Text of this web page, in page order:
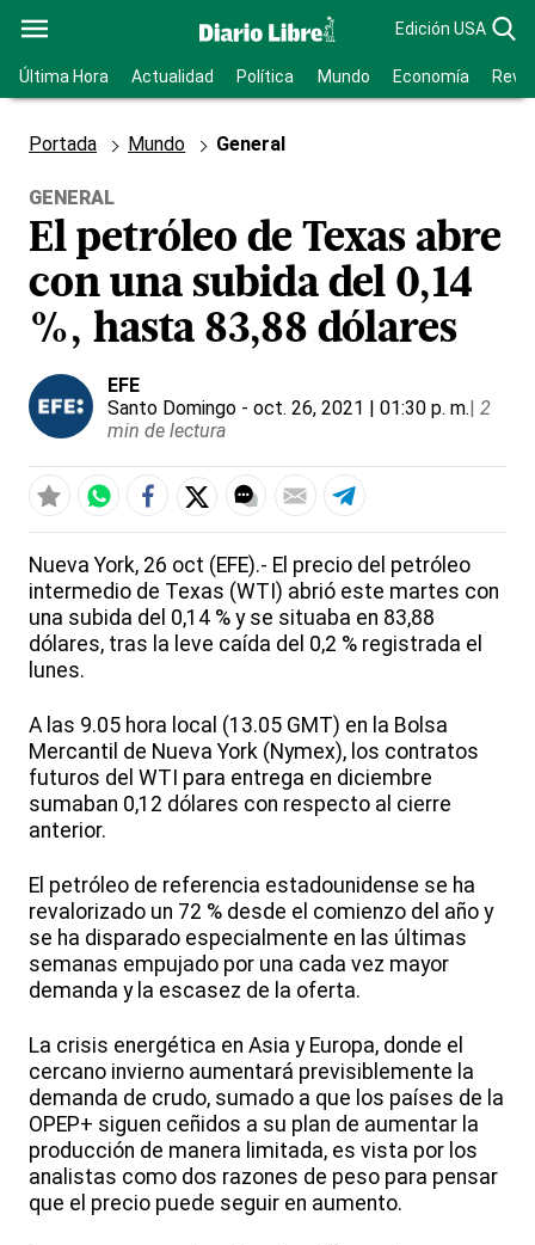
Edición USA
Última Hora Actualidad Política Mundo Economía
Portada Mundo General
GENERAL
El petróleo de Texas abre
con una subida del 0,14
%, hasta 83,88 dólares
EFE
Santo Domingo - oct. 26, 2021 | 01:30 p. m.| 2
min de lectura
Nueva York, 26 oct (EFE).- El precio del petróleo
intermedio de Texas (WTI) abrió este martes con
una subida del 0,14 % y se situaba en 83,88
dólares, tras la leve caída del 0,2 % registrada el
lunes.
A las 9.05 hora local (13.05 GMT) en la Bolsa
Mercantil de Nueva York (Nymex), los contratos
futuros del WTI para entrega en diciembre
sumaban 0,12 dólares con respecto al cierre
anterior.
El petróleo de referencia estadounidense se ha
revalorizado un 72 % desde el comienzo del año y
se ha disparado especialmente en las últimas
semanas empujado por una cada vez mayor
demanda y la escasez de la oferta.
La crisis energética en Asia y Europa, donde el
cercano invierno aumentará previsiblemente la
demanda de crudo, sumado a que los países de la
OPEP+ siguen ceñidos a su plan de aumentar la
producción de manera limitada, es vista por los
analistas como dos razones de peso para pensar
que el precio puede seguir en aumento.